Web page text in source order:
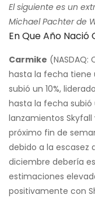
El siguiente es un
Michael Pachter de
En Que Año
Carmike
hasta la fecha tiene
subió un 10%,
hasta la fecha subió
lanzamientos
próximo fin de
debido a la escasez
diciembre debería
estimaciones
positivamente con